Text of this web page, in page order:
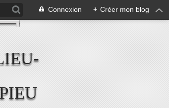
Connexion + Créer mon blog